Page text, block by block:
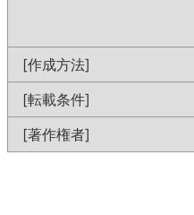
[作成方法]
[転載条件]
[著作権者]